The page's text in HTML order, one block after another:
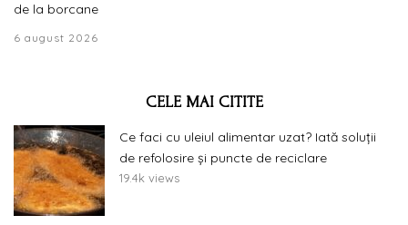
de la borcane
6 august 2026
CELE MAI CITITE
Ce faci cu uleiul alimentar uzat? Iată soluții
de refolosire și puncte de reciclare
19.4k views